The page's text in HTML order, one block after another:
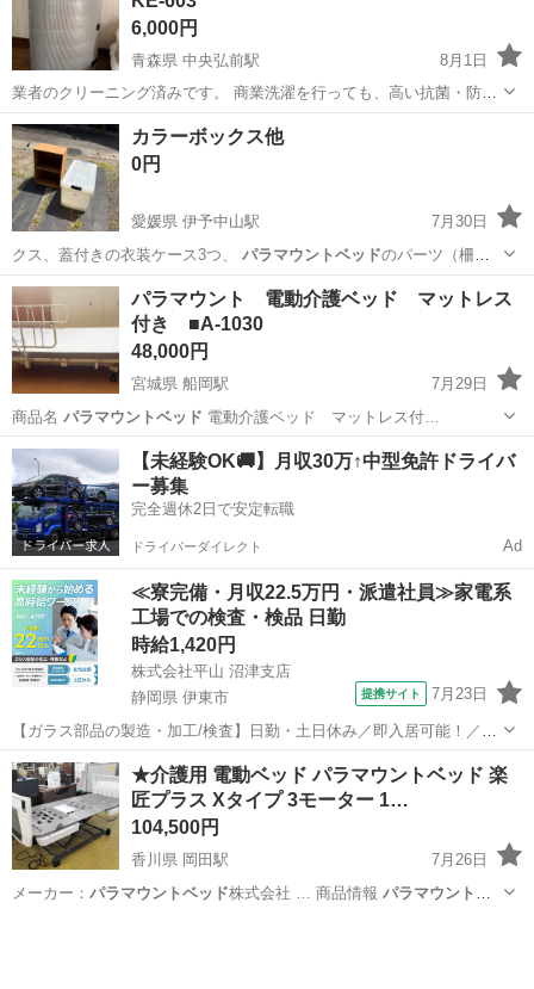
6,000円
青森県 中央弘前駅
8月1日
業者のクリーニング済みです。 商業洗濯を行っても、高い抗菌・防カ
ビ効果を 持続できる耐久性の高いマットレスです。 ●においのもとと
なる細菌やカビの繁殖を阻止 ●かためで、ほど良いクッション性 ●優
れた耐久性 ●取り外し可能...
青森 弘前市 中央弘前駅 寝具
カラーボックス他
0円
愛媛県 伊予中山駅
7月30日
クス、蓋付きの衣装ケース3つ、 パラマウントベッドのパーツ（柵、
テーブル、衝立）で…
愛媛 伊予郡 伊予中山駅 収納家具 パラマウントベッド
パラマウント 電動介護ベッド マットレス
付き ■A-1030
48,000円
宮城県 船岡駅
7月29日
商品名 パラマウントベッド 電動介護ベッド マットレス付…
宮城 柴田郡 船岡駅 ベッド 介護ベッド
【未経験OK🚚】月収30万↑中型免許ドライバ
ー募集
完全週休2日で安定転職
ドライバーダイレクト Ad
≪寮完備・月収22.5万円・派遣社員≫家電系
工場での検査・検品 日勤
時給1,420円
株式会社平山 沼津支店
静岡県 伊東市
提携サイト 7月23日
【ガラス部品の製造・加工/検査】日勤・土日休み／即入居可能！／伊
豆でのんびりライフ♪ ガラス部品の製造・加工/検査 【株式会社平山で
の正社員採用（無期雇用派遣）となります】 「2人で同じ職場で働き
たい」 「仕事も休みも一...
静岡 伊東市 その他
★介護用 電動ベッド パラマウントベッド 楽
匠プラス Xタイプ 3モーター 1…
104,500円
香川県 岡田駅
7月26日
メーカー： パラマウントベッド株式会社 … 商品情報 パラマウントベ